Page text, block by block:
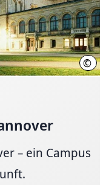
©
– ein Campus